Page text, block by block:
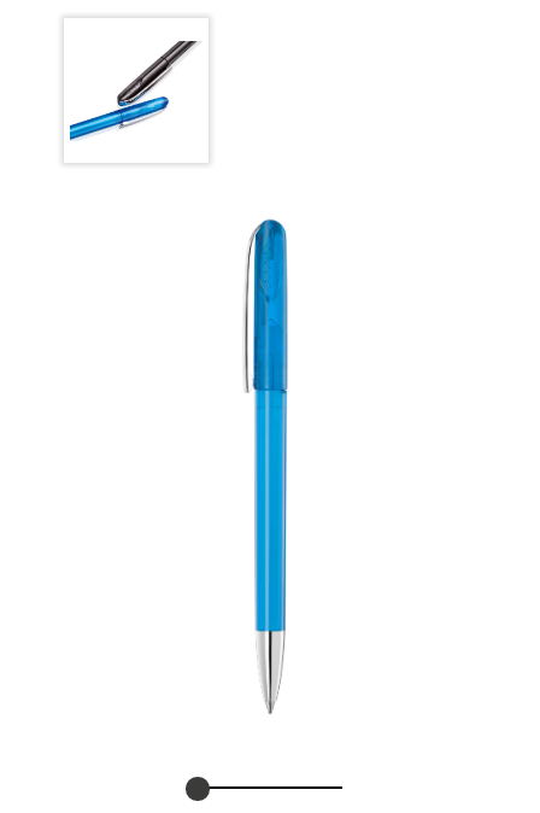
schwarzem Kunststoffrohr, Neusilberspitze und
Wolfram-Karbid-Kugel (1,0 mm). Schreibleistung: ca.
4.500 m. Deutsche Schreibpaste nach ISO-Norm. Die
uma Tech Refill 1.0 vermittelt ein angenehmes und
weiches Schreibgefühl.